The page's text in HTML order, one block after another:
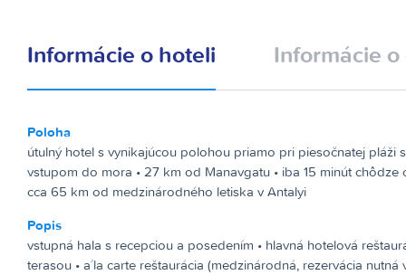
Informácie o hoteli Informácie
Poloha
útulný hotel s vynikajúcou polohou priamo pri piesočnatej pláži
vstupom do mora • 27 km od Manavgatu • iba 15 minút chôdze
cca 65 km od medzinárodného letiska v Antalyi
Popis
vstupná hala s recepciou a posedením • hlavná hotelová
terasou • a´la carte reštaurácia (medzinárodná, rezervácia